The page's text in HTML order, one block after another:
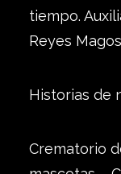
tiempo.
Reyes
Historias de
Crematorio